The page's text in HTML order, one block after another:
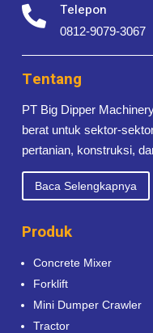
 Telepon
0812-9079-3067
Tentang
PT Big Dipper
berat untuk sektor-
pertanian, konstruksi,
Baca Selengkapnya
Produk
Concrete Mixer
Forklift
Mini Dumper Crawler
Tractor